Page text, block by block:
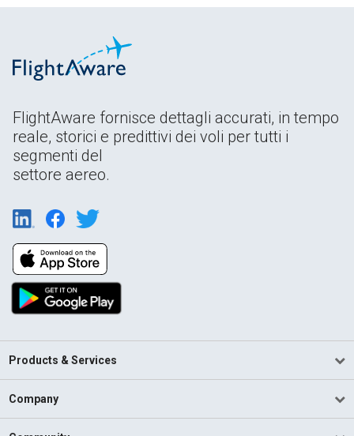
FlightAware fornisce dettagli accurati, in tempo
reale, storici e predittivi dei voli per tutti i
segmenti del
settore aereo.
Products & Services
Company